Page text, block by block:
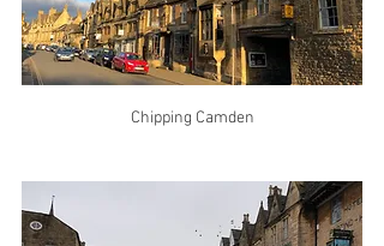
Chipping Camden